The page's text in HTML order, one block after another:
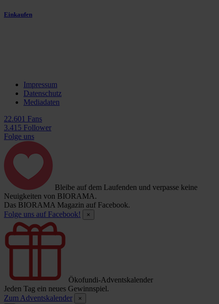
Einkaufen
Impressum
Datenschutz
Mediadaten
22.601 Fans
3.415 Follower
Folge uns
Bleibe auf dem Laufenden und verpasse keine
Neuigkeiten von BIORAMA.
Das BIORAMA Magazin auf Facebook.
Folge uns auf Facebook!
×
Ökofundi-Adventskalender
Jeden Tag ein neues Gewinnspiel.
Zum Adventskalender
×